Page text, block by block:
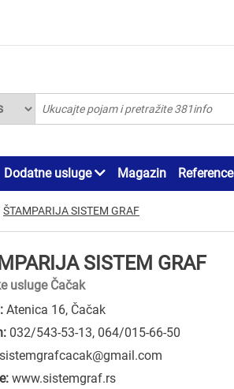
Dodatne usluge Magazin Reference
ŠTAMPARIJA SISTEM GRAF
SISTEM GRAF
usluge Čačak
Atenica 16, Čačak
032/543-53-13, 064/015-66-50
sistemgrafcacak@gmail.com
www.sistemgraf.rs